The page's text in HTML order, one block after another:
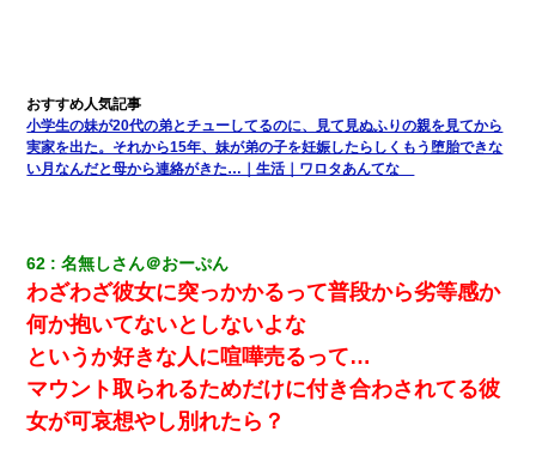
小学生の妹が20代の弟とチューしてるのに、見て見ぬふりの親を見てから
実家を出た。それから15年、妹が弟の子を妊娠したらしくもう堕胎できな
い月なんだと母から連絡がきた…｜生活｜ワロタあんてな
62 名無しさん＠おーぷん
わざわざ彼女に突っかかるって普段から劣等感か
何か抱いてないとしないよな
というか好きな人に喧嘩売るって…
マウント取られるためだけに付き合わされてる彼
女が可哀想やし別れたら？